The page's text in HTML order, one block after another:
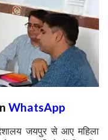
WhatsApp
जयपुर से आए महिला